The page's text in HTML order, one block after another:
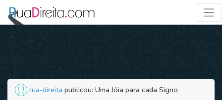
rua-direita publicou: Uma Jóia para cada Signo